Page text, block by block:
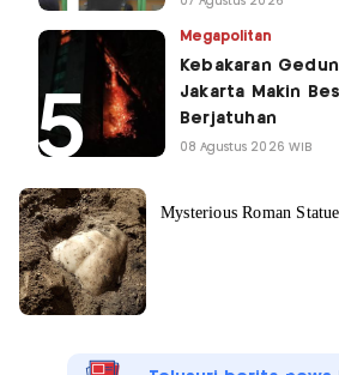
Megapolitan
Kebakaran
Jakarta Makin
Berjatuhan
08 Agustus 2026 WIB